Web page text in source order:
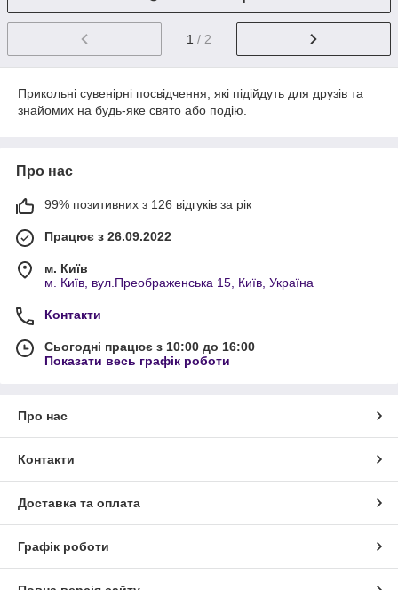
1 / 2
Прикольні сувенірні посвідчення, які підійдуть для друзів та
знайомих на будь-яке свято або подію.
Про нас
99% позитивних з 126 відгуків за рік
Працює з 26.09.2022
м. Київ
м. Київ, вул.Преображенська 15, Київ, Україна
Контакти
Сьогодні працює з 10:00 до 16:00
Показати весь графік роботи
Про нас
Контакти
Доставка та оплата
Графік роботи